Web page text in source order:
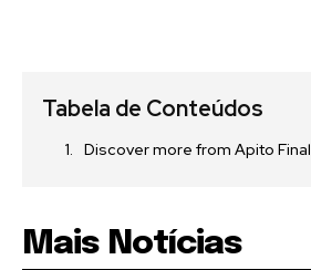
Tabela de Conteúdos
Discover more from Apito Final
Mais Notícias